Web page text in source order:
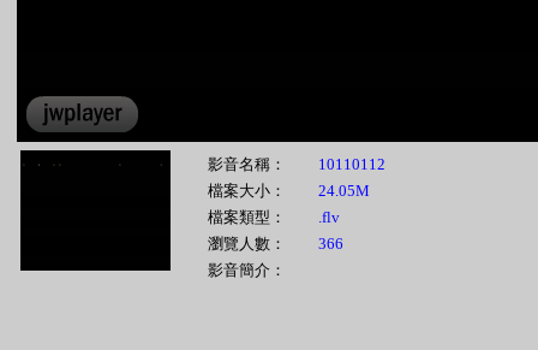
影音名稱：
10110112
檔案大小：
24.05M
檔案類型：
.flv
瀏覽人數：
366
影音簡介：